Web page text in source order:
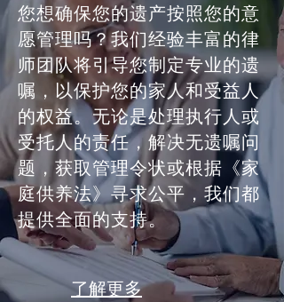
您想确保您的遗产按照您的意
愿管理吗？我们经验丰富的律
师团队将引导您制定专业的遗
嘱，以保护您的家人和受益人
的权益。无论是处理执行人或
受托人的责任，解决无遗嘱问
题，获取管理令状或根据《家
庭供养法》寻求公平，我们都
提供全面的支持。
了解更多